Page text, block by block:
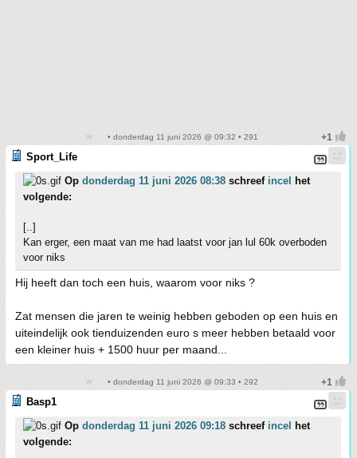
• donderdag 11 juni 2026 @ 09:32 • 291
Sport_Life
Op donderdag 11 juni 2026 08:38 schreef incel
het
volgende:
[..]
Kan erger, een maat van me had laatst voor jan lul 60k overboden
voor niks
Hij heeft dan toch een huis, waarom voor niks ?
Zat mensen die jaren te weinig hebben geboden op een huis en
uiteindelijk ook tienduizenden euro s meer hebben betaald voor
een kleiner huis + 1500 huur per maand...
• donderdag 11 juni 2026 @ 09:33 • 292
Basp1
Op donderdag 11 juni 2026 09:18 schreef incel
het
volgende: